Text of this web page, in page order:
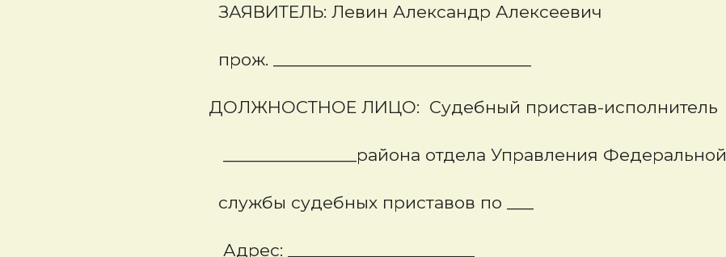
ЗАЯВИТЕЛЬ: Левин Александр Алексеевич
прож. _____________________________
ДОЛЖНОСТНОЕ ЛИЦО: Судебный пристав-исполнитель
_______________района отдела Управления Федеральной
службы судебных приставов по ___
Адрес: _____________________